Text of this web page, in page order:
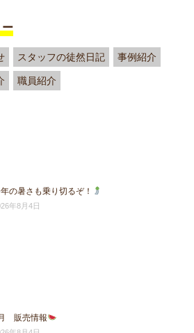
ー
スタッフの徒然日記 事例紹介
職員紹介
の暑さも乗り切るぞ！
年8月4日
販売情報